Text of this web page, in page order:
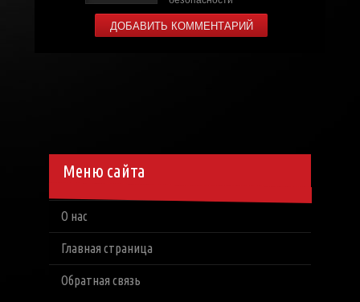
Меню сайта
О нас
Главная страница
Обратная связь